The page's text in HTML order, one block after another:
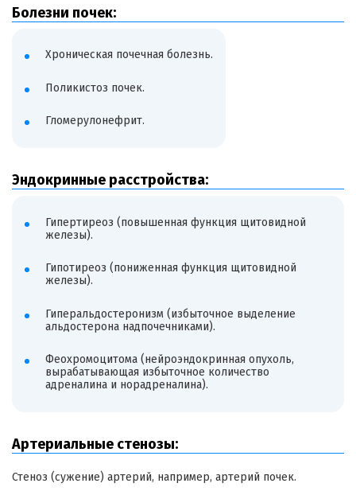
Болезни почек:
Хроническая почечная болезнь.
Поликистоз почек.
Гломерулонефрит.
Эндокринные расстройства:
Гипертиреоз (повышенная функция щитовидной
железы).
Гипотиреоз (пониженная функция щитовидной
железы).
Гиперальдостеронизм (избыточное выделение
альдостерона надпочечниками).
Феохромоцитома (нейроэндокринная опухоль,
вырабатывающая избыточное количество
адреналина и норадреналина).
Артериальные стенозы:
Стеноз (сужение) артерий, например, артерий почек.